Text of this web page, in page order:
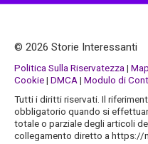
© 2026 Storie Interessanti
Politica Sulla Riservatezza |
Cookie| DMCA | Modulo di
Tutti i diritti riservati. Il
obbligatorio quando si
totale o parziale degli articoli
collegamento diretto a https://